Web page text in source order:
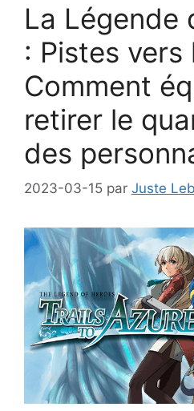
La Légende
: Pistes vers
Comment
retirer le
des
2023-03-15 par Juste